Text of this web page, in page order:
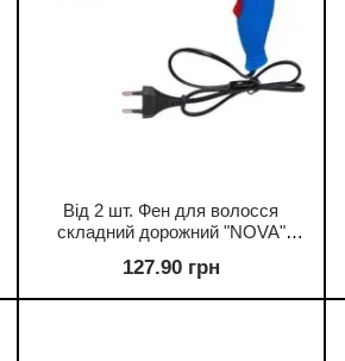
Від 2 шт. Фен для волосся
складний дорожний "NOVA"
127.90 грн